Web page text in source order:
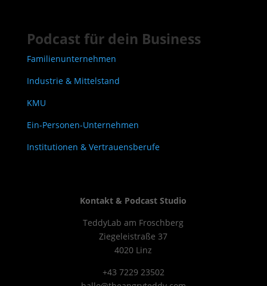
Podcast für dein Business
Familienunternehmen
Industrie & Mittelstand
KMU
Ein-Personen-Unternehmen
Institutionen & Vertrauensberufe
Kontakt & Podcast Studio
TeddyLab am Froschberg
Ziegeleistraße 37
4020 Linz
+43 7229 23502